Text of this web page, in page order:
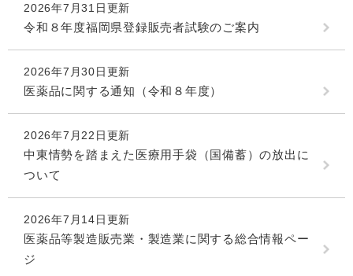
2026年7月31日更新
令和８年度福岡県登録販売者試験のご案内
2026年7月30日更新
医薬品に関する通知（令和８年度）
2026年7月22日更新
中東情勢を踏まえた医療用手袋（国備蓄）の放出に
ついて
2026年7月14日更新
医薬品等製造販売業・製造業に関する総合情報ペー
ジ